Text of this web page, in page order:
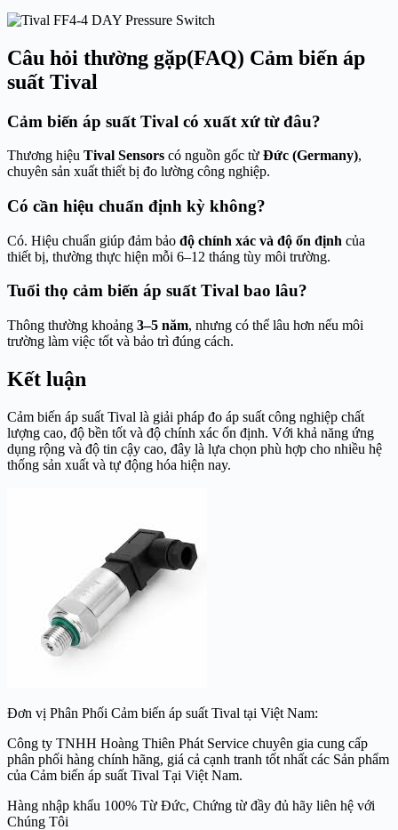
Câu hỏi thường gặp(FAQ) Cảm biến áp
suất Tival
Cảm biến áp suất Tival có xuất xứ từ đâu?
Thương hiệu Tival Sensors có nguồn gốc từ Đức (Germany),
chuyên sản xuất thiết bị đo lường công nghiệp.
Có cần hiệu chuẩn định kỳ không?
Có. Hiệu chuẩn giúp đảm bảo độ chính xác và độ ổn định của
thiết bị, thường thực hiện mỗi 6–12 tháng tùy môi trường.
Tuổi thọ cảm biến áp suất Tival bao lâu?
Thông thường khoảng 3–5 năm, nhưng có thể lâu hơn nếu môi
trường làm việc tốt và bảo trì đúng cách.
Kết luận
Cảm biến áp suất Tival là giải pháp đo áp suất công nghiệp chất
lượng cao, độ bền tốt và độ chính xác ổn định. Với khả năng ứng
dụng rộng và độ tin cậy cao, đây là lựa chọn phù hợp cho nhiều hệ
thống sản xuất và tự động hóa hiện nay.
Đơn vị Phân Phối Cảm biến áp suất Tival tại Việt Nam:
Công ty TNHH Hoàng Thiên Phát Service chuyên gia cung cấp
phân phối hàng chính hãng, giá cả cạnh tranh tốt nhất các Sản phẩm
của Cảm biến áp suất Tival Tại Việt Nam.
Hàng nhập khẩu 100% Từ Đức, Chứng từ đầy đủ hãy liên hệ với
Chúng Tôi